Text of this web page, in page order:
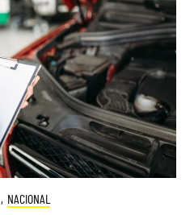
, NACIONAL